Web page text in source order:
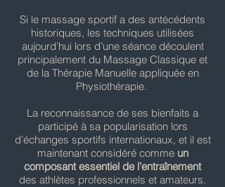
Si le massage sportif a des antécédents
historiques, les techniques utilisées
aujourd’hui lors d’une séance découlent
principalement du Massage Classique et
de la Thérapie Manuelle appliquée en
Physiothérapie.
La reconnaissance de ses bienfaits a
participé à sa popularisation lors
d’échanges sportifs internationaux, et il est
maintenant considéré comme un
composant essentiel de l’entraînement
des athlètes professionnels et amateurs.